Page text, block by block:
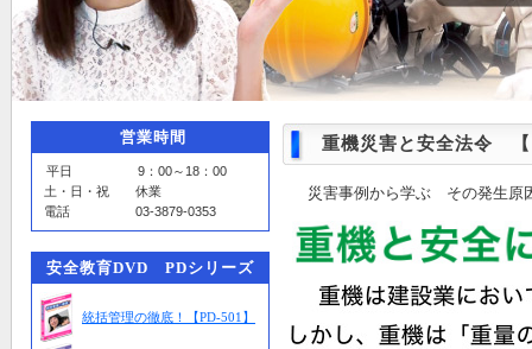
営業時間
平日 9：00～18：00
土・日・祝 休業
電話 03-3879-0353
安全教育DVD PDシリーズ
統括管理の徹底！【PD-501】
重機災害と安全法令
災害事例から学ぶ その発生原